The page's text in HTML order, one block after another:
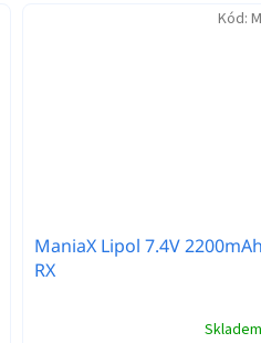
ManiaX Lipol 7.4V
RX
Skladem
Kód: